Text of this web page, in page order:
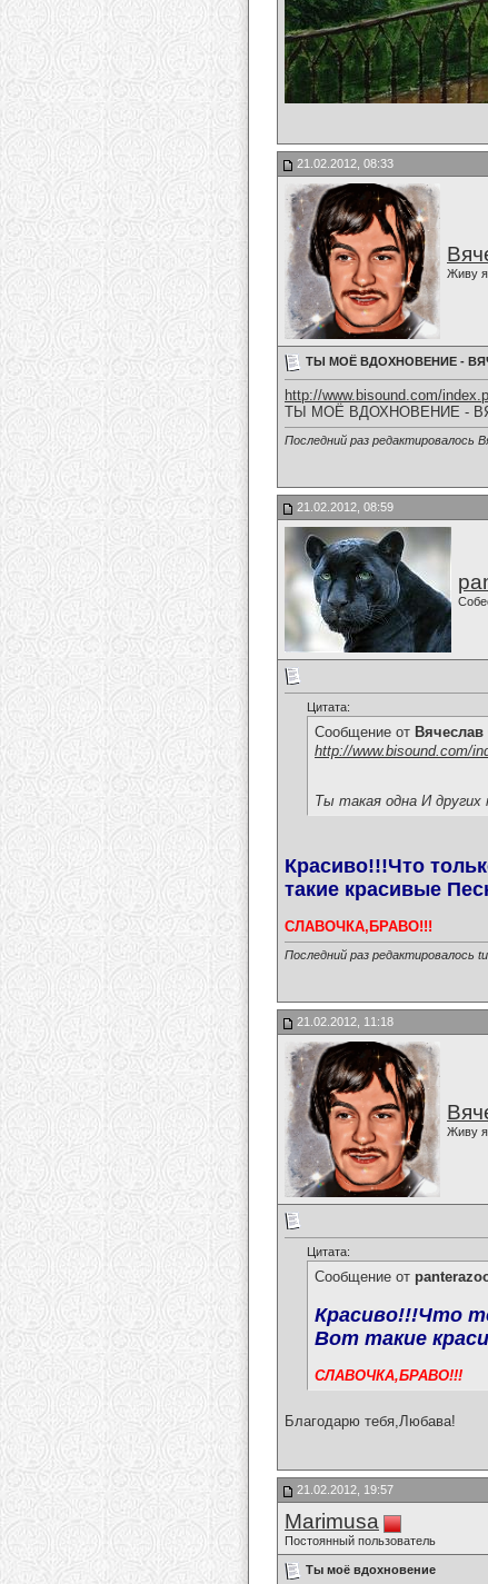
21.02.2012, 08:33
Живу я
ТЫ МОЁ ВДОХНОВЕНИЕ -
http://www.bisound.com/
ТЫ МОЁ ВДОХНОВЕНИЕ -
Последний раз редактировалось
21.02.2012, 08:59
Цитата:
Сообщение от Вячеслав
http://www.bisound.com/
Ты такая одна И других
Красиво!!!Что
такие красивые
СЛАВОЧКА,БРАВО!!!
Последний раз редактировалось
21.02.2012, 11:18
Живу я
Цитата:
Сообщение от
Красиво!!!Что
Вот такие
СЛАВОЧКА,БРАВО!!!
Благодарю тебя,Любава!
21.02.2012, 19:57
Marimusa
Постоянный пользователь
Ты моё вдохновение